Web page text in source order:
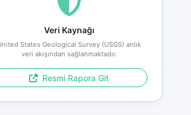
Veri Kaynağı
States Geological Survey (USGS) anlık
veri akışından sağlanmaktadır.
Resmi Rapora Git